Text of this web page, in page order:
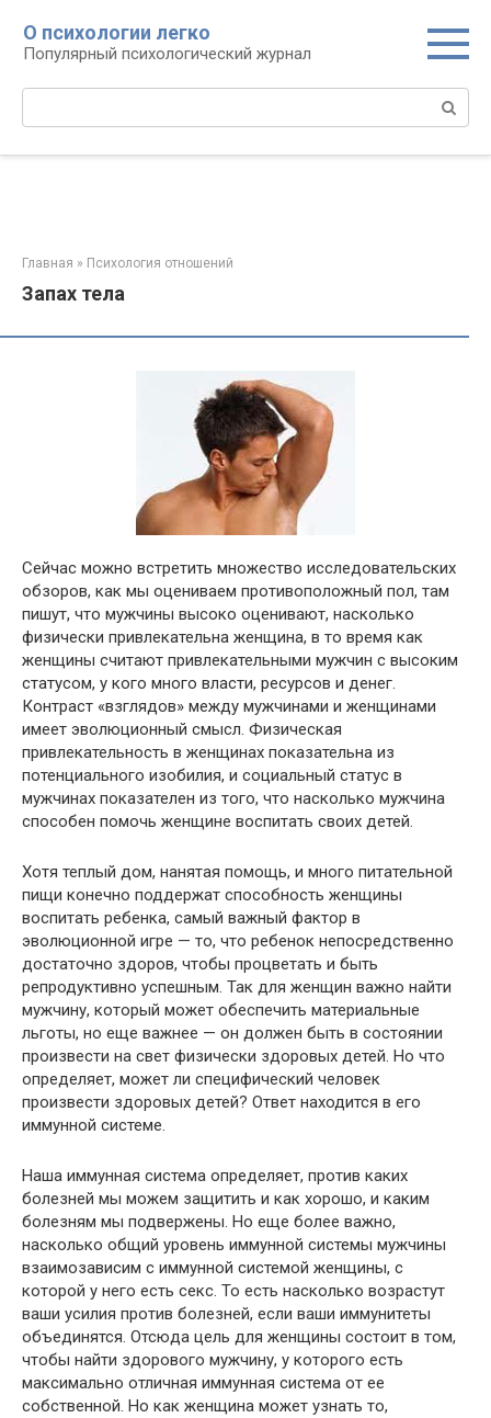
контенту
О психологии легко
Популярный психологический журнал
Главная » Психология отношений
Запах тела
Сейчас можно встретить множество исследовательских
обзоров, как мы оцениваем противоположный пол, там
пишут, что мужчины высоко оценивают, насколько
физически привлекательна женщина, в то время как
женщины считают привлекательными мужчин с высоким
статусом, у кого много власти, ресурсов и денег.
Контраст «взглядов» между мужчинами и женщинами
имеет эволюционный смысл. Физическая
привлекательность в женщинах показательна из
потенциального изобилия, и социальный статус в
мужчинах показателен из того, что насколько мужчина
способен помочь женщине воспитать своих детей.
Хотя теплый дом, нанятая помощь, и много питательной
пищи конечно поддержат способность женщины
воспитать ребенка, самый важный фактор в
эволюционной игре — то, что ребенок непосредственно
достаточно здоров, чтобы процветать и быть
репродуктивно успешным. Так для женщин важно найти
мужчину, который может обеспечить материальные
льготы, но еще важнее — он должен быть в состоянии
произвести на свет физически здоровых детей. Но что
определяет, может ли специфический человек
произвести здоровых детей? Ответ находится в его
иммунной системе.
Наша иммунная система определяет, против каких
болезней мы можем защитить и как хорошо, и каким
болезням мы подвержены. Но еще более важно,
насколько общий уровень иммунной системы мужчины
взаимозависим с иммунной системой женщины, с
которой у него есть секс. То есть насколько возрастут
ваши усилия против болезней, если ваши иммунитеты
объединятся. Отсюда цель для женщины состоит в том,
чтобы найти здорового мужчину, у которого есть
максимально отличная иммунная система от ее
собственной. Но как женщина может узнать то,